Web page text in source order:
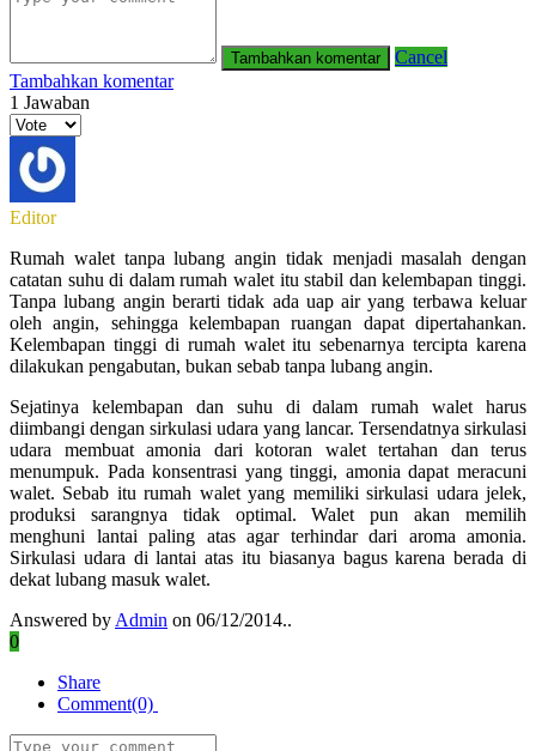
Cancel
Tambahkan komentar
1 Jawaban
Editor
Rumah walet tanpa lubang angin tidak menjadi masalah dengan
catatan suhu di dalam rumah walet itu stabil dan kelembapan tinggi.
Tanpa lubang angin berarti tidak ada uap air yang terbawa keluar
oleh angin, sehingga kelembapan ruangan dapat dipertahankan.
Kelembapan tinggi di rumah walet itu sebenarnya tercipta karena
dilakukan pengabutan, bukan sebab tanpa lubang angin.
Sejatinya kelembapan dan suhu di dalam rumah walet harus
diimbangi dengan sirkulasi udara yang lancar. Tersendatnya sirkulasi
udara membuat amonia dari kotoran walet tertahan dan terus
menumpuk. Pada konsentrasi yang tinggi, amonia dapat meracuni
walet. Sebab itu rumah walet yang memiliki sirkulasi udara jelek,
produksi sarangnya tidak optimal. Walet pun akan memilih
menghuni lantai paling atas agar terhindar dari aroma amonia.
Sirkulasi udara di lantai atas itu biasanya bagus karena berada di
dekat lubang masuk walet.
Answered by Admin on 06/12/2014..
0
Share
Comment(0)